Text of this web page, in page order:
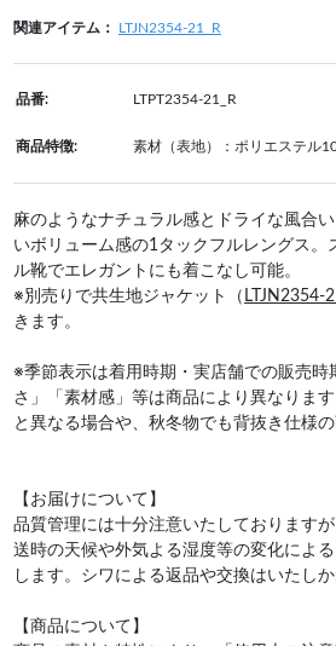
関連アイテム： LTJN2354-21_R
品番: LTPT2354-21_R
商品特徴: 素材（表地）：ポリエステル
麻のようなナチュラル感とドライな風合
いボリューム感の1タックフルレングス
ル靴でエレガントにも着こなし可能。
※別売りで共生地ジャケット（ LTJN2354-
きます。
※季節表示は着用時期・実店舗での販売
さ」「素材感」等は商品により異なりま
と異なる場合や、秋冬物でも背抜き仕様の
【お届けについて】
品質管理には十分注意いたしております
送時の天候や外気よる湿度等の変化によ
します。シワによる返品や交換はいたしか
【商品について】